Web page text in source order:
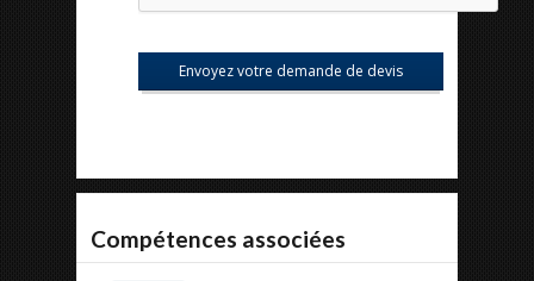
Compétences associées